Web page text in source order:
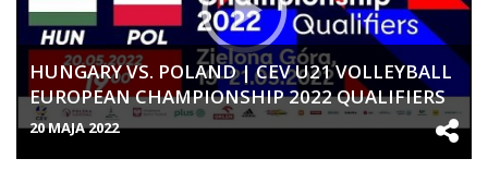
HUNGARY VS. POLAND | CEV U21 VOLLEYBALL
EUROPEAN CHAMPIONSHIP 2022 QUALIFIERS
| WOMEN
20 MAJA 2022